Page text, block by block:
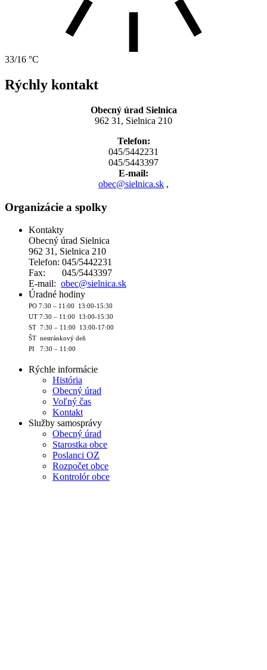
33/16 °C
Rýchly kontakt
Obecný úrad Sielnica
962 31, Sielnica 210
Telefon:
045/5442231
045/5443397
E-mail:
obec@sielnica.sk ,
Organizácie a spolky
Kontakty
Obecný úrad Sielnica
962 31, Sielnica 210
Telefon: 045/5442231
Fax: 045/5443397
E-mail: obec@sielnica.sk
Úradné hodiny
PO 7:30 – 11:00 13:00-15:30
UT 7:30 – 11:00 13:00-15:30
ST 7:30 – 11:00 13:00-17:00
ŠT nestránkový deň
PI 7:30 – 11:00
Rýchle informácie
História
Obecný úrad
Voľný čas
Kontakt
Služby samosprávy
Obecný úrad
Starostka obce
Poslanci OZ
Rozpočet obce
Kontrolór obce